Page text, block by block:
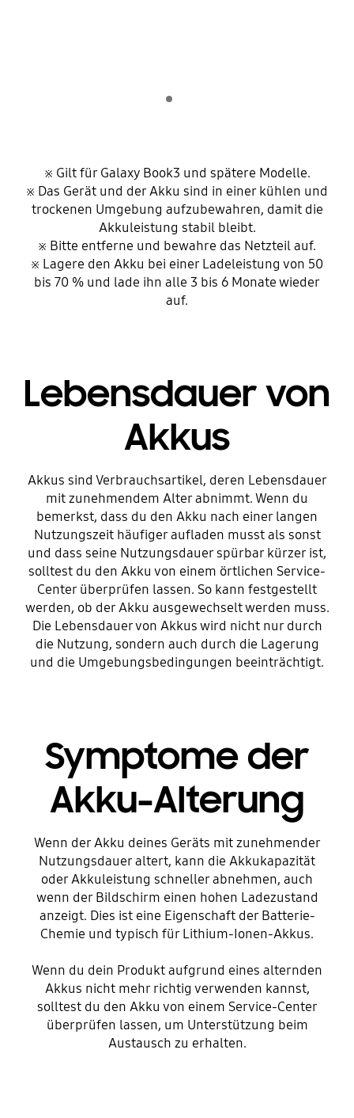
※ Gilt für Galaxy Book3 und spätere Modelle.
※ Das Gerät und der Akku sind in einer kühlen und
trockenen Umgebung aufzubewahren, damit die
Akkuleistung stabil bleibt.
※ Bitte entferne und bewahre das Netzteil auf.
※ Lagere den Akku bei einer Ladeleistung von 50
bis 70 % und lade ihn alle 3 bis 6 Monate wieder
auf.
Lebensdauer von
Akkus
Akkus sind Verbrauchsartikel, deren Lebensdauer
mit zunehmendem Alter abnimmt. Wenn du
bemerkst, dass du den Akku nach einer langen
Nutzungszeit häufiger aufladen musst als sonst
und dass seine Nutzungsdauer spürbar kürzer ist,
solltest du den Akku von einem örtlichen Service-
Center überprüfen lassen. So kann festgestellt
werden, ob der Akku ausgewechselt werden muss.
Die Lebensdauer von Akkus wird nicht nur durch
die Nutzung, sondern auch durch die Lagerung
und die Umgebungsbedingungen beeinträchtigt.
Symptome der
Akku-Alterung
Wenn der Akku deines Geräts mit zunehmender
Nutzungsdauer altert, kann die Akkukapazität
oder Akkuleistung schneller abnehmen, auch
wenn der Bildschirm einen hohen Ladezustand
anzeigt. Dies ist eine Eigenschaft der Batterie-
Chemie und typisch für Lithium-Ionen-Akkus.
Wenn du dein Produkt aufgrund eines alternden
Akkus nicht mehr richtig verwenden kannst,
solltest du den Akku von einem Service-Center
überprüfen lassen, um Unterstützung beim
Austausch zu erhalten.